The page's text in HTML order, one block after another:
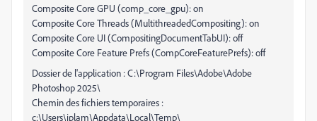
Composite Core GPU (comp_core_gpu): on
Composite Core Threads (MultithreadedCompositing): on
Composite Core UI (CompositingDocumentTabUI): off
Composite Core Feature Prefs (CompCoreFeaturePrefs): off
Dossier de l'application : C:\Program Files\Adobe\Adobe
Photoshop 2025\
Chemin des fichiers temporaires :
c:\Users\jplam\Appdata\Local\Temp\